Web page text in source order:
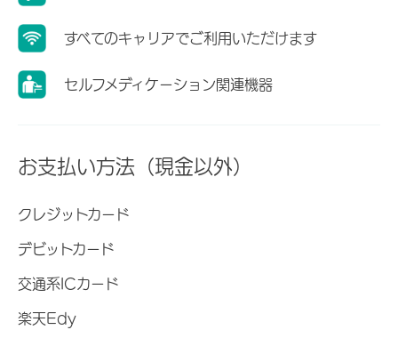
すべてのキャリアでご利用いただけます
セルフメディケーション関連機器
お支払い方法（現金以外）
クレジットカード
デビットカード
交通系ICカード
楽天Edy